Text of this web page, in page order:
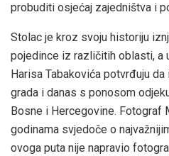
probuditi osjećaj zajedništva i
Stolac je kroz svoju historiju
pojedince iz različitih oblasti, a
Harisa Tabakovića potvrđuju
grada i danas s ponosom
Bosne i Hercegovine. Fotograf
godinama svjedoče o
ovoga puta nije napravio